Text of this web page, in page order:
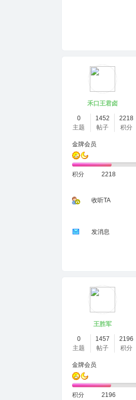
禾口王君卤
0
主题
1452
帖子
2218
积分
金牌会员
积分 2218
收听TA
发消息
王胜军
0
主题
1457
帖子
2196
积分
金牌会员
积分 2196